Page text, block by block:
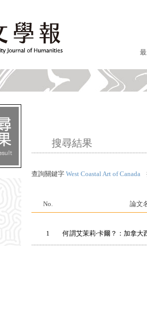
搜尋結果
查詢關鍵字 West Coastal Art of Canada
No. 論文
1 何謂艾茉莉‧卡爾？：加拿大